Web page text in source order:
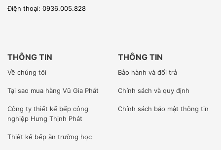
Điện thoại: 0936.005.828
THÔNG TIN
Về chúng tôi
Tại sao mua hàng Vũ Gia Phát
Công ty thiết kế bếp công
nghiệp Hưng Thịnh Phát
Thiết kế bếp ăn trường học
THÔNG TIN
Bảo hành và đổi trả
Chính sách và quy định
Chính sách bảo mật thông tin